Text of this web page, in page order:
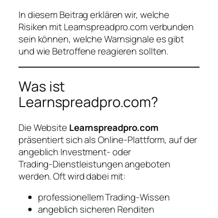
In diesem Beitrag erklären wir, welche
Risiken mit Learnspreadpro.com verbunden
sein können, welche Warnsignale es gibt
und wie Betroffene reagieren sollten.
Was ist
Learnspreadpro.com?
Die Website Learnspreadpro.com
präsentiert sich als Online‑Plattform, auf der
angeblich Investment‑ oder
Trading‑Dienstleistungen angeboten
werden. Oft wird dabei mit:
professionellem Trading‑Wissen
angeblich sicheren Renditen